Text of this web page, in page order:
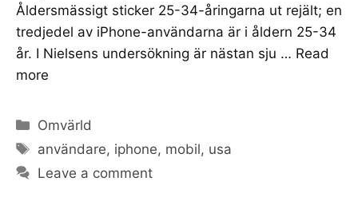
Åldersmässigt sticker 25-34-åringarna ut rejält; en
tredjedel av iPhone-användarna är i åldern 25-34
år. I Nielsens undersökning är nästan sju … Read
more
Categories
Omvärld
Tags
användare, iphone, mobil, usa
Leave a comment